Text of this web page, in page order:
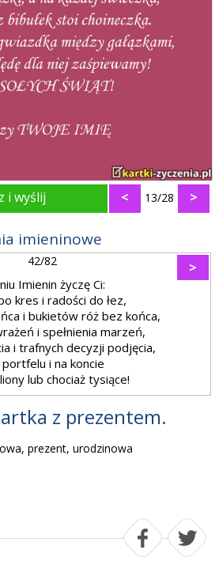
i wyślij < 13/28 >
imieninowe
42/82 >
Imienin życzę Ci:
kres i radości do łez,
i bukietów róż bez końca,
i spełnienia marzeń,
i trafnych decyzji podjęcia,
i na koncie
lub chociaż tysiące!
z prezentem.
prezent, urodzinowa